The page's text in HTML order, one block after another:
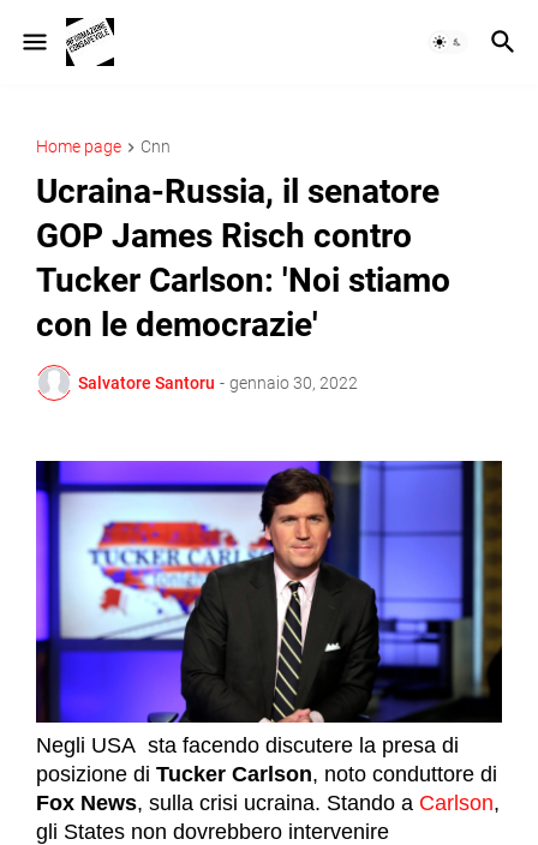
Home page Cnn
Ucraina-Russia, il senatore
GOP James Risch contro
Tucker Carlson: 'Noi stiamo
con le democrazie'
Salvatore Santoru - gennaio 30, 2022
Negli USA sta facendo discutere la presa di
posizione di Tucker Carlson, noto conduttore di
Fox News, sulla crisi ucraina. Stando a Carlson,
gli States non dovrebbero intervenire